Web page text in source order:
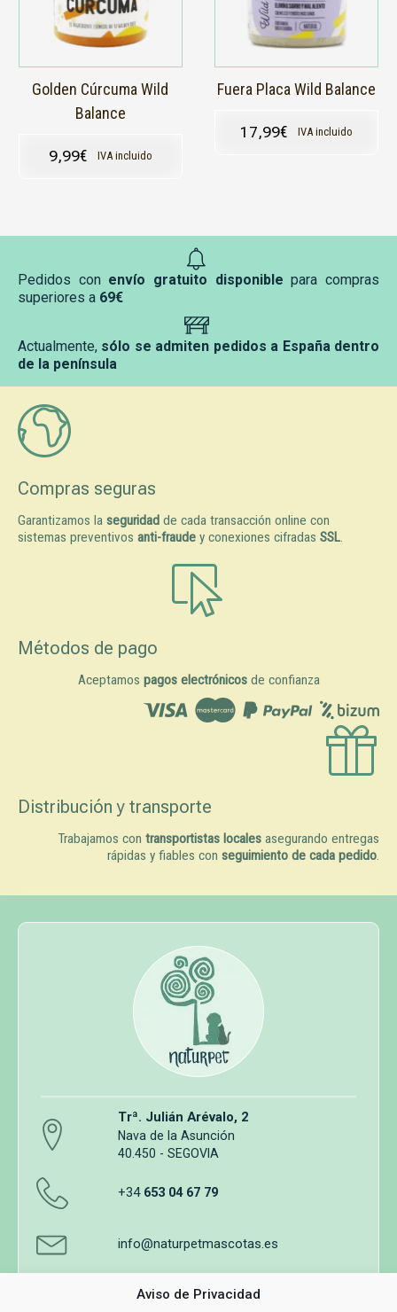
Aviso de Privacidad
Golden Cúrcuma Wild
Balance
9,99€ IVA incluido
Fuera Placa Wild Balance
17,99€ IVA incluido
Pedidos con envío gratuito disponible para compras
superiores a 69€
Actualmente, sólo se admiten pedidos a España dentro
de la península
Compras seguras
Garantizamos la seguridad de cada transacción online con
sistemas preventivos anti-fraude y conexiones cifradas SSL
Métodos de pago
Aceptamos pagos electrónicosde confianza
Distribución y transporte
Trabajamos con transportistas locales asegurando entregas
rápidas y fiables con seguimiento de cada pedido
Trª. Julián Arévalo, 2
Nava de la Asunción
40.450 - SEGOVIA
+34 653 04 67 79
info@naturpetmascotas.es